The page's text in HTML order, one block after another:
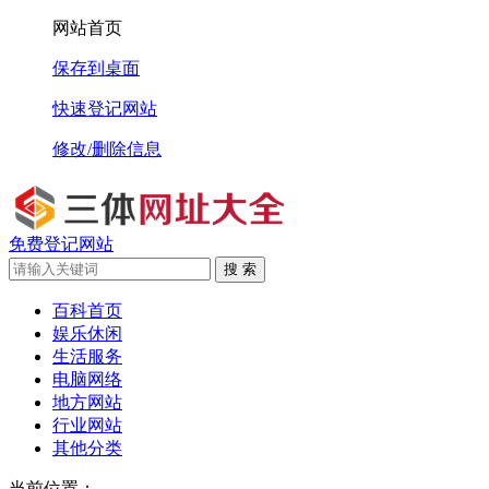
网站首页
保存到桌面
快速登记网站
修改/删除信息
免费登记网站
搜 索
百科首页
娱乐休闲
生活服务
电脑网络
地方网站
行业网站
其他分类